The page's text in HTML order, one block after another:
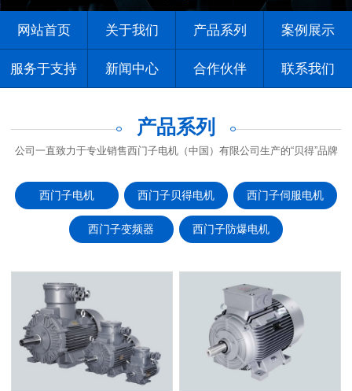
网站首页 关于我们 产品系列 案例展示
服务于支持 新闻中心 合作伙伴 联系我们
产品系列
公司一直致力于专业销售西门子电机（中国）有限公司生产的“贝得”品牌
西门子电机 西门子贝得电机 西门子伺服电机
西门子变频器 西门子防爆电机